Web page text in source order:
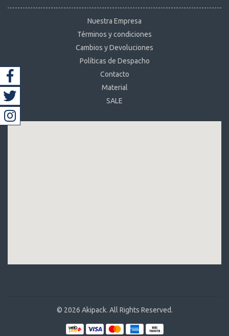
Nuestra Empresa
Términos y condiciones
Cambios y Devoluciones
Políticas de Despacho
Contacto
Material
SALE
© 2026 Akipack. All Rights Reserved.